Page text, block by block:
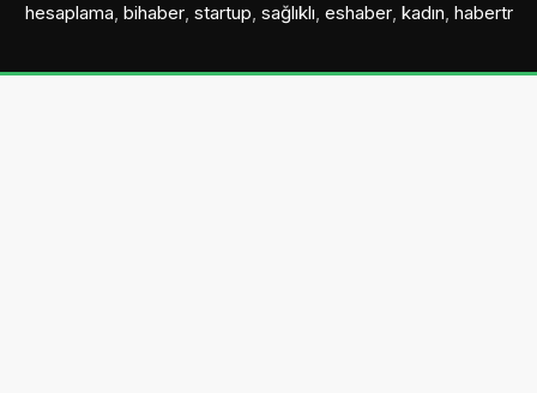
hesaplama, bihaber, startup, sağlıklı, eshaber, kadın, habertr